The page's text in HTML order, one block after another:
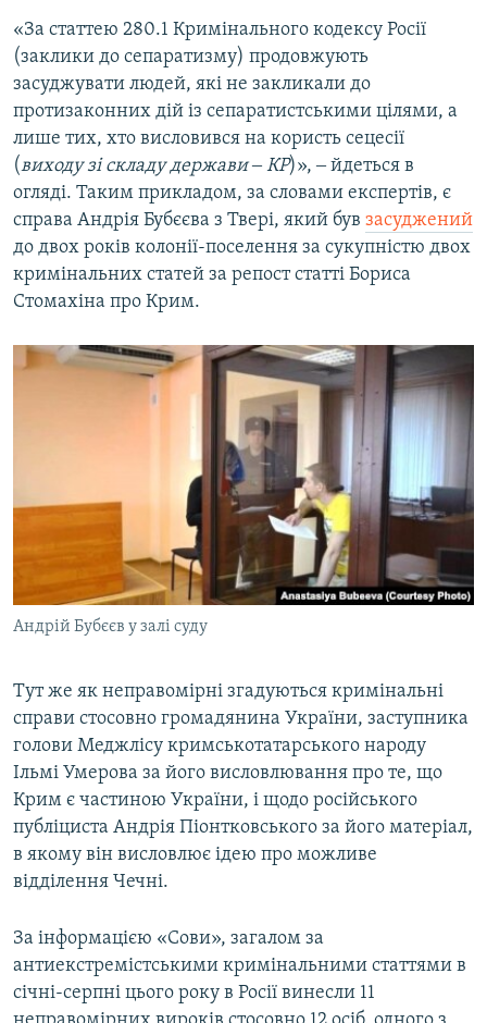
«За статтею 280.1 Кримінального кодексу Росії
(заклики до сепаратизму) продовжують
засуджувати людей, які не закликали до
протизаконних дій із сепаратистськими цілями, а
лише тих, хто висловився на користь сецесії
(виходу зі складу держави ‒ КР)», ‒ йдеться в
огляді. Таким прикладом, за словами експертів, є
справа Андрія Бубєєва з Твері, який був засуджений
до двох років колонії-поселення за сукупністю двох
кримінальних статей за репост статті Бориса
Стомахіна про Крим.
Андрій Бубєєв у залі суду
Тут же як неправомірні згадуються кримінальні
справи стосовно громадянина України, заступника
голови Меджлісу кримськотатарського народу
Ільмі Умерова за його висловлювання про те, що
Крим є частиною України, і щодо російського
публіциста Андрія Піонтковського за його матеріал,
в якому він висловлює ідею про можливе
відділення Чечні.
За інформацією «Сови», загалом за
антиекстремістськими кримінальними статтями в
січні-серпні цього року в Росії винесли 11